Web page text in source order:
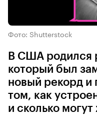
Фото: Shutterstock
В США родился
который был
новый рекорд и
том, как
и сколько